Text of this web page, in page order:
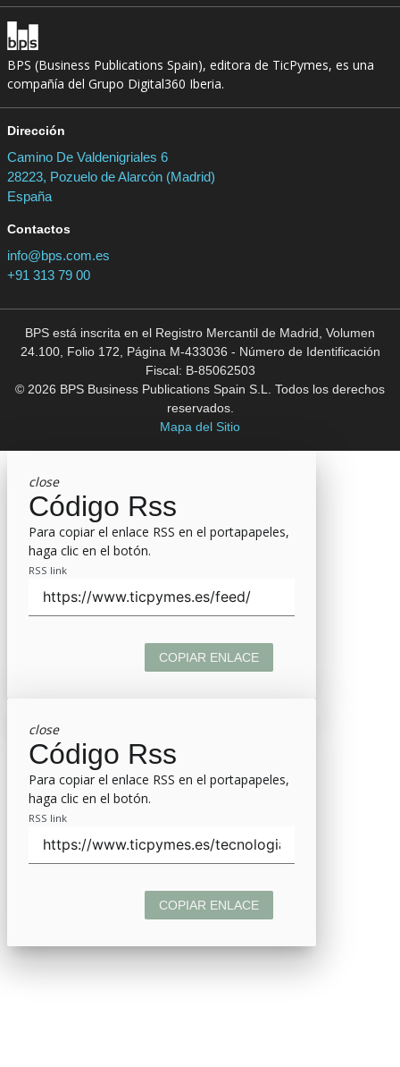
BPS (Business Publications Spain), editora de TicPymes, es una
compañía del Grupo Digital360 Iberia.
Dirección
Camino De Valdenigriales 6
28223, Pozuelo de Alarcón (Madrid)
España
Contactos
info@bps.com.es
+91 313 79 00
BPS está inscrita en el Registro Mercantil de Madrid, Volumen
24.100, Folio 172, Página M-433036 - Número de Identificación
Fiscal: B-85062503
© 2026 BPS Business Publications Spain S.L. Todos los derechos
reservados.
Mapa del Sitio
close
Código Rss
Para copiar el enlace RSS en el portapapeles,
haga clic en el botón.
RSS link
COPIAR ENLACE
close
Código Rss
Para copiar el enlace RSS en el portapapeles,
haga clic en el botón.
RSS link
COPIAR ENLACE